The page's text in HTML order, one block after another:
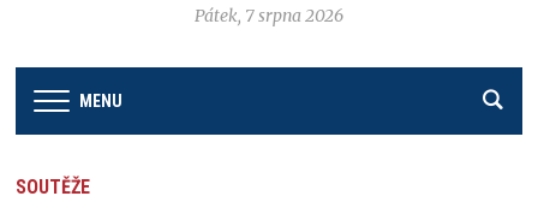
Pátek, 7 srpna 2026
MENU
SOUTĚŽE